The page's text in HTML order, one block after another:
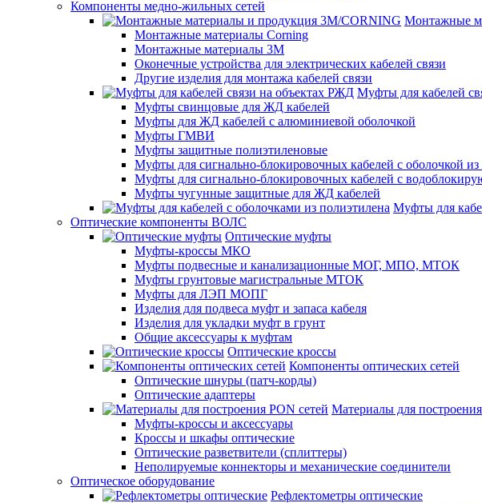
Компоненты медно-жильных сетей
Монтажные
Монтажные материалы Corning
Монтажные материалы 3M
Оконечные устройства для электрических кабелей связи
Другие изделия для монтажа кабелей связи
Муфты для кабелей
Муфты свинцовые для ЖД кабелей
Муфты для ЖД кабелей с алюминиевой оболочкой
Муфты ГМВИ
Муфты защитные полиэтиленовые
Муфты для сигнально-блокировочных кабелей с оболочкой из
Муфты для сигнально-блокировочных кабелей с
Муфты чугунные защитные для ЖД кабелей
Муфты для
Оптические компоненты ВОЛС
Оптические муфты
Муфты-кроссы МКО
Муфты подвесные и канализационные МОГ, МПО, МТОК
Муфты грунтовые магистральные МТОК
Муфты для ЛЭП МОПГ
Изделия для подвеса муфт и запаса кабеля
Изделия для укладки муфт в грунт
Общие аксессуары к муфтам
Оптические кроссы
Компоненты оптических сетей
Оптические шнуры (патч-корды)
Оптические адаптеры
Материалы для
Муфты-кроссы и аксессуары
Кроссы и шкафы оптические
Оптические разветвители (сплиттеры)
Неполируемые коннекторы и механические соединители
Оптическое оборудование
Рефлектометры оптические